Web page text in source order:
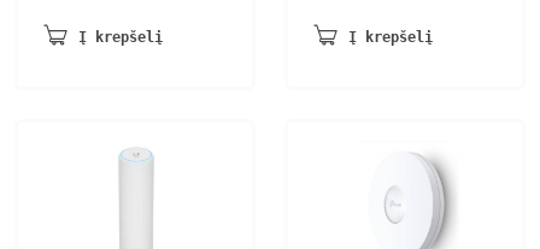
Į krepšelį Į krepšelį